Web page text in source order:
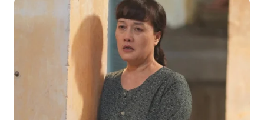
chứng kiến những tổn thương trong chính ngôi nhà